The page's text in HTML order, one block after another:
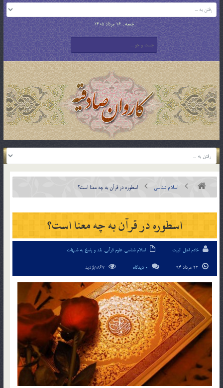
جمعه , 16 مرداد 1405
اسلام شناسی اسطوره در قرآن به چه معنا است؟
اسطوره در قرآن به چه معنا است؟
خادم اهل البیت اسلام شناسی,علوم قرآنی, نقد و پاسخ به شبهات
0 دیدگاه